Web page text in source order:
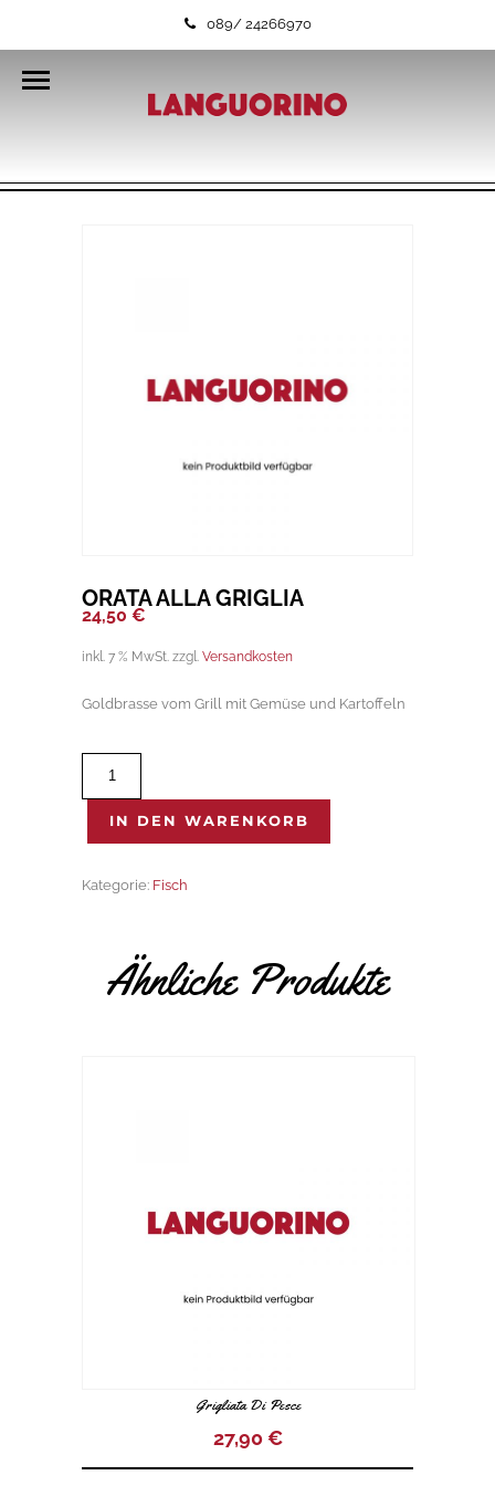
089/ 24266970
ORATA ALLA GRIGLIA
24,50 €
inkl. 7 % MwSt. zzgl. Versandkosten
Goldbrasse vom Grill mit Gemüse und Kartoffeln
griglia
Menge
IN DEN WARENKORB
Kategorie: Fisch
Ähnliche Produkte
Grigliata Di Pesce
27,90€